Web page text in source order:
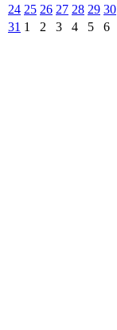
24 25 26 27 28 29 30
31 1 2 3 4 5 6